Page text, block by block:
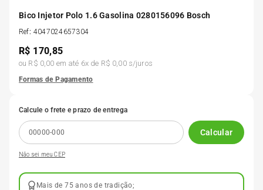
Bico Injetor Polo 1.6 Gasolina 0280156096 Bosch
Ref: 4047024657304
R$ 170,85
ou R$ 0,00 em até 6x de R$ 0,00s/juros
Formas de Pagamento
Calcule o frete e prazo de entrega
Calcular
Não sei meu CEP
Mais de 75 anos de tradição;
7 º 185 65r15
8 º 185 60r15
9º
10º Pneu